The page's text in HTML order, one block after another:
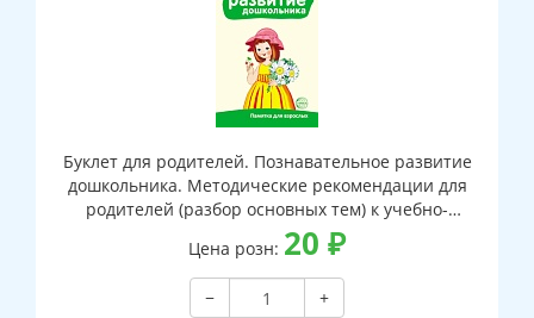
Буклет для родителей. Познавательное развитие
дошкольника. Методические рекомендации для
родителей (разбор основных тем) к учебно-
методическому пособию "Познавательное развитие
дошкольника."
Цена розн: 20 ₽
−
+